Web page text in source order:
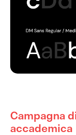
Campagna
accademica